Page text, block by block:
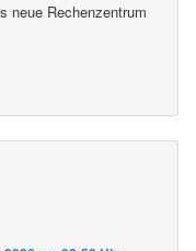
neue Rechenzentrum